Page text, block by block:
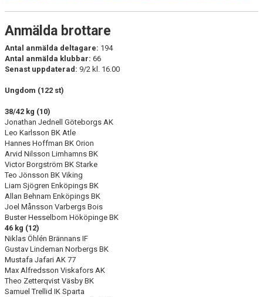
Anmälda brottare
Antal anmälda deltagare: 194
Antal anmälda klubbar: 66
Senast uppdaterad: 9/2 kl. 16.00
Ungdom (122 st)
38/42 kg (10)
Jonathan Jednell Göteborgs AK
Leo Karlsson BK Atle
Hannes Hoffman BK Orion
Arvid Nilsson Limhamns BK
Victor Borgström BK Starke
Teo Jönsson BK Viking
Liam Sjögren Enköpings BK
Allan Behnam Enköpings BK
Joel Månsson Varbergs Bois
Buster Hesselbom Hököpinge BK
46 kg (12)
Niklas Öhlén Brännans IF
Gustav Lindeman Norbergs BK
Mustafa Jafari AK 77
Max Alfredsson Viskafors AK
Theo Zetterqvist Väsby BK
Samuel Trellid IK Sparta